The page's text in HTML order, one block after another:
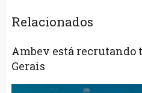
Relacionados
Ambev está recrutando
Gerais